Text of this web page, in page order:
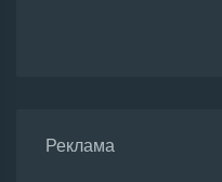
Реклама